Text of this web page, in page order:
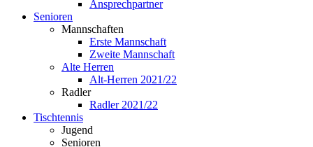
Ansprechpartner
Senioren
Mannschaften
Erste Mannschaft
Zweite Mannschaft
Alte Herren
Alt-Herren 2021/22
Radler
Radler 2021/22
Tischtennis
Jugend
Senioren